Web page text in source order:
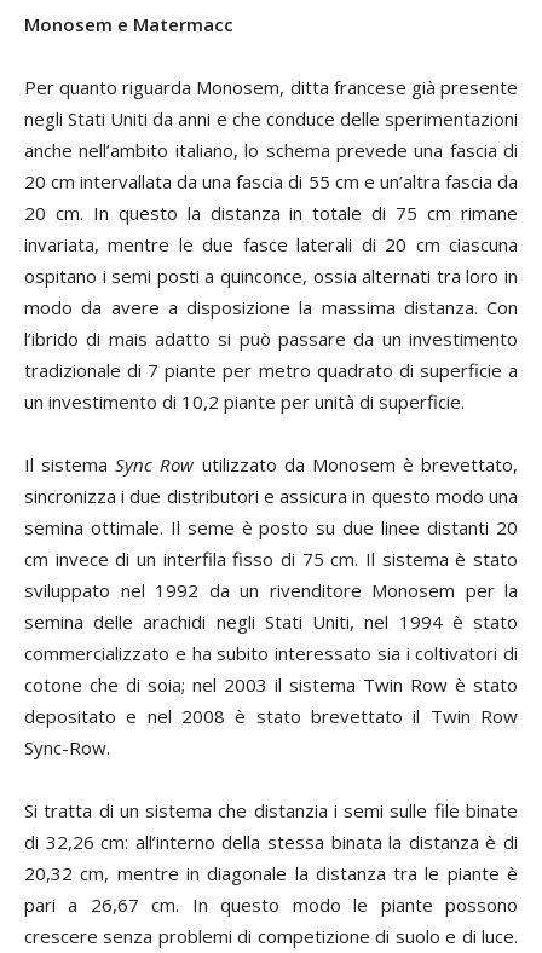
Monosem e Matermacc
Per quanto riguarda Monosem, ditta francese già presente
negli Stati Uniti da anni e che conduce delle sperimentazioni
anche nell’ambito italiano, lo schema prevede una fascia di
20 cm intervallata da una fascia di 55 cm e un’altra fascia da
20 cm. In questo la distanza in totale di 75 cm rimane
invariata, mentre le due fasce laterali di 20 cm ciascuna
ospitano i semi posti a quinconce, ossia alternati tra loro in
modo da avere a disposizione la massima distanza. Con
l’ibrido di mais adatto si può passare da un investimento
tradizionale di 7 piante per metro quadrato di superficie a
un investimento di 10,2 piante per unità di superficie.
Il sistemaSync Row utilizzato da Monosem è brevettato,
sincronizza i due distributori e assicura in questo modo una
semina ottimale. Il seme è posto su due linee distanti 20
cm invece di un interfila fisso di 75 cm. Il sistema è stato
sviluppato nel 1992 da un rivenditore Monosem per la
semina delle arachidi negli Stati Uniti, nel 1994 è stato
commercializzato e ha subito interessato sia i coltivatori di
cotone che di soia; nel 2003 il sistema Twin Row è stato
depositato e nel 2008 è stato brevettato il Twin Row
Sync-Row.
Si tratta di un sistema che distanzia i semi sulle file binate
di 32,26 cm: all’interno della stessa binata la distanza è di
20,32 cm, mentre in diagonale la distanza tra le piante è
pari a 26,67 cm. In questo modo le piante possono
crescere senza problemi di competizione di suolo e di luce.